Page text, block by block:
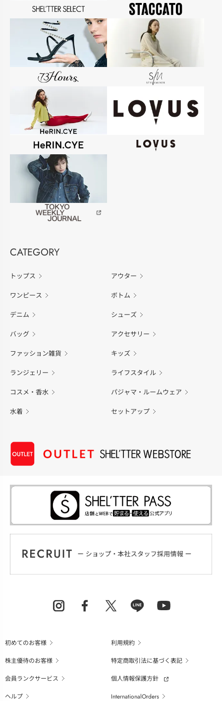
CATEGORY
トップス アウター
ワンピース ボトム
デニム シューズ
バッグ アクセサリー
ファッション雑貨 キッズ
ランジェリー ライフスタイル
コスメ・香水 パジャマ・ルームウェア
水着 セットアップ
初めてのお客様
利用規約
株主優待のお客様
特定商取引法に基づく表記
会員ランクサービス
個人情報保護方針
ヘルプ
InternationalOrders